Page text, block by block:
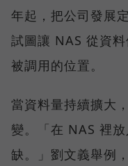
年起，把公司發展
試圖讓 NAS 從資
被調用的位置。
當資料量持續擴大
變。「在 NAS 裡
缺。」劉文義舉例